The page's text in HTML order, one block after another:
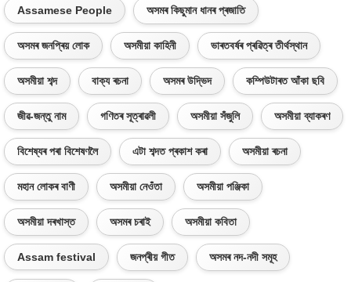
Assamese People অসমৰ কিছুমান ধানৰ প্ৰজাতি
অসমৰ জনপ্ৰিয় লোক অসমীয়া কাহিনী ভাৰতবৰ্ষৰ প্ৰৱিত্ৰ তীৰ্থস্থান
অসমীয়া শব্দ বাক্য ৰচনা অসমৰ উদ্ভিদ কম্পিউটাৰত আঁকা ছবি
জীৱ-জন্তু নাম গণিতৰ সূত্ৰাৱলী অসমীয়া সঁজুলি অসমীয়া ব্যাকৰণ
বিশেষ্যৰ পৰা বিশেষণলৈ এটা শব্দত প্ৰকাশ কৰা অসমীয়া ৰচনা
মহান লোকৰ বাণী অসমীয়া নেওঁতা অসমীয়া পঞ্জিকা
অসমীয়া দৰখাস্ত অসমৰ চৰাই অসমীয়া কবিতা
Assam festival জনপ্ৰীয় গীত অসমৰ নদ-নদী সমূহ